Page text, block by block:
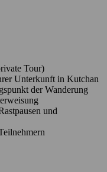
Tour)
Unterkunft in Kutchan
der Wanderung
und